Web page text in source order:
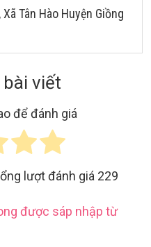
Tân Hào Huyện Giồng
viết
để đánh giá
lượt đánh giá 229
được sáp nhập từ